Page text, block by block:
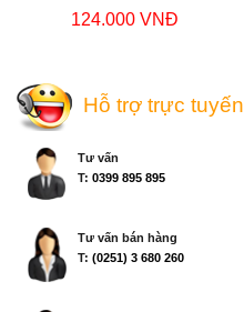
124.000 VNĐ
Hỗ trợ trực tuyến
Tư vấn
T: 0399 895 895
Tư vấn bán hàng
T: (0251) 3 680 260